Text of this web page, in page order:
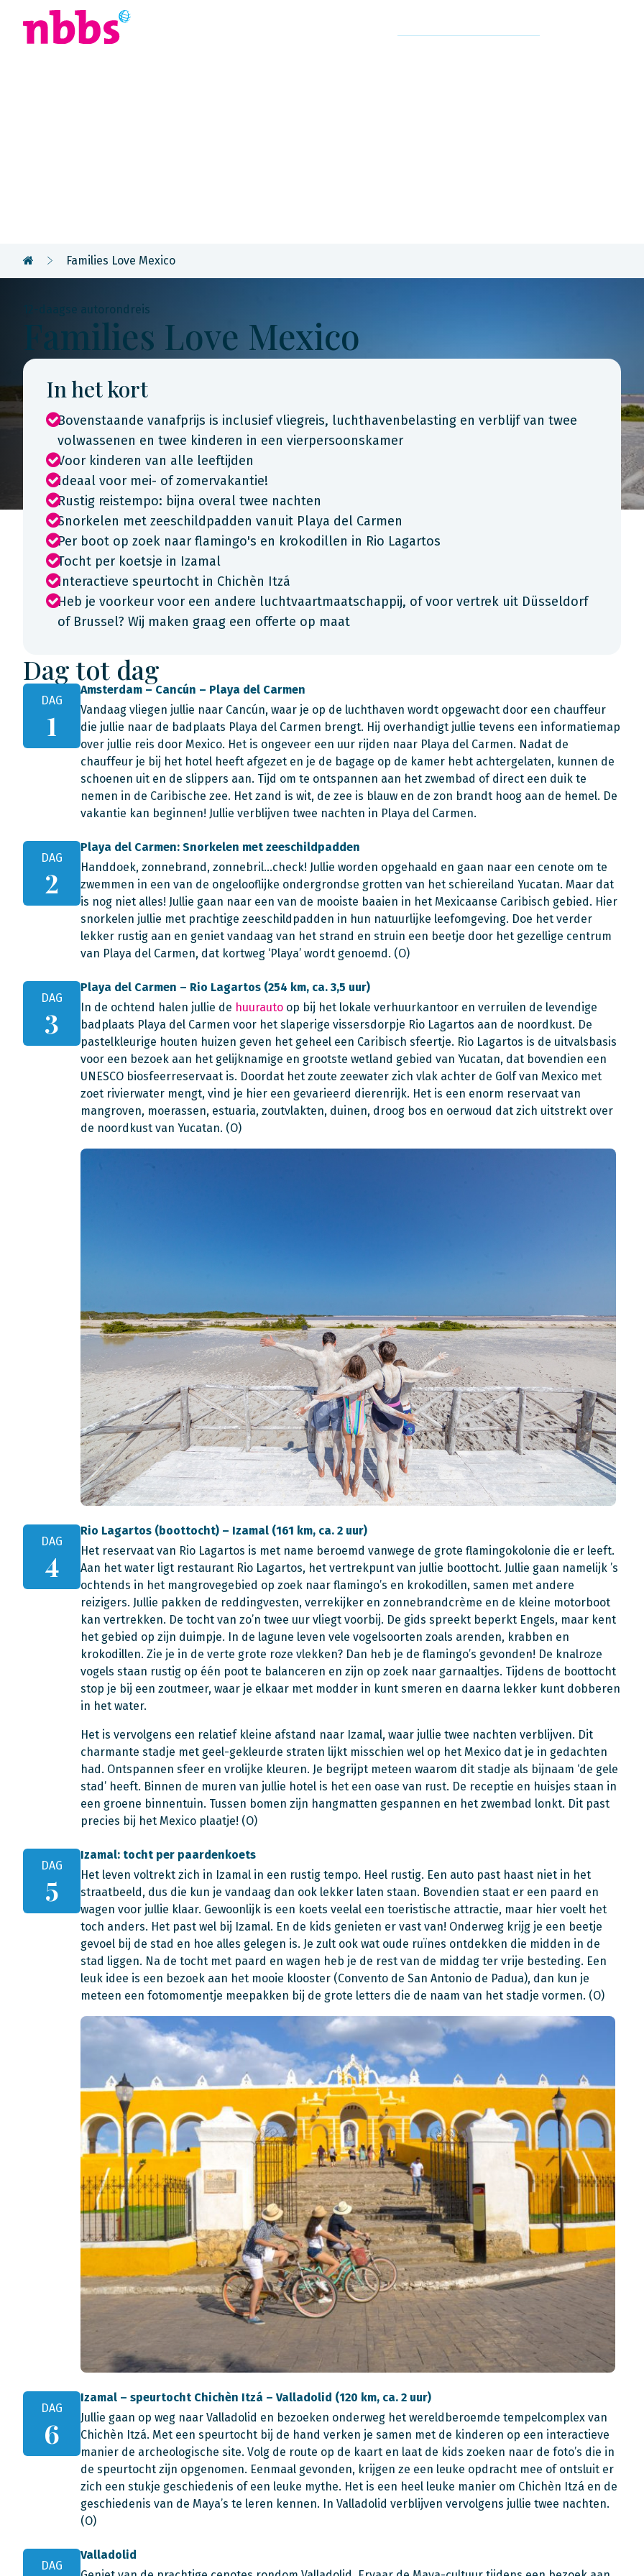
Families Love Mexico
12-daagse autorondreis
Families Love Mexico
In het kort
Bovenstaande vanafprijs is inclusief vliegreis, luchthavenbelasting en verblijf van twee
volwassenen en twee kinderen in een vierpersoonskamer
Voor kinderen van alle leeftijden
Ideaal voor mei- of zomervakantie!
Rustig reistempo: bijna overal twee nachten
Snorkelen met zeeschildpadden vanuit Playa del Carmen
Per boot op zoek naar flamingo's en krokodillen in Rio Lagartos
Tocht per koetsje in Izamal
Interactieve speurtocht in Chichèn Itzá
Heb je voorkeur voor een andere luchtvaartmaatschappij, of voor vertrek uit Düsseldorf
of Brussel? Wij maken graag een offerte op maat
Dag tot dag
DAG
1
Amsterdam – Cancún – Playa del Carmen
Vandaag vliegen jullie naar Cancún, waar je op de luchthaven wordt opgewacht door een chauffeur
die jullie naar de badplaats Playa del Carmen brengt. Hij overhandigt jullie tevens een informatiemap
over jullie reis door Mexico. Het is ongeveer een uur rijden naar Playa del Carmen. Nadat de
chauffeur je bij het hotel heeft afgezet en je de bagage op de kamer hebt achtergelaten, kunnen de
schoenen uit en de slippers aan. Tijd om te ontspannen aan het zwembad of direct een duik te
nemen in de Caribische zee. Het zand is wit, de zee is blauw en de zon brandt hoog aan de hemel. De
vakantie kan beginnen! Jullie verblijven twee nachten in Playa del Carmen.
DAG
2
Playa del Carmen: Snorkelen met zeeschildpadden
Handdoek, zonnebrand, zonnebril…check! Jullie worden opgehaald en gaan naar een cenote om te
zwemmen in een van de ongelooflijke ondergrondse grotten van het schiereiland Yucatan. Maar dat
is nog niet alles! Jullie gaan naar een van de mooiste baaien in het Mexicaanse Caribisch gebied. Hier
snorkelen jullie met prachtige zeeschildpadden in hun natuurlijke leefomgeving. Doe het verder
lekker rustig aan en geniet vandaag van het strand en struin een beetje door het gezellige centrum
van Playa del Carmen, dat kortweg ‘Playa’ wordt genoemd. (O)
DAG
3
Playa del Carmen – Rio Lagartos (254 km, ca. 3,5 uur)
In de ochtend halen jullie de huurauto op bij het lokale verhuurkantoor en verruilen de levendige
badplaats Playa del Carmen voor het slaperige vissersdorpje Rio Lagartos aan de noordkust. De
pastelkleurige houten huizen geven het geheel een Caribisch sfeertje. Rio Lagartos is de uitvalsbasis
voor een bezoek aan het gelijknamige en grootste wetland gebied van Yucatan, dat bovendien een
UNESCO biosfeerreservaat is. Doordat het zoute zeewater zich vlak achter de Golf van Mexico met
zoet rivierwater mengt, vind je hier een gevarieerd dierenrijk. Het is een enorm reservaat van
mangroven, moerassen, estuaria, zoutvlakten, duinen, droog bos en oerwoud dat zich uitstrekt over
de noordkust van Yucatan. (O)
DAG
4
Rio Lagartos (boottocht) – Izamal (161 km, ca. 2 uur)
Het reservaat van Rio Lagartos is met name beroemd vanwege de grote flamingokolonie die er leeft.
Aan het water ligt restaurant Rio Lagartos, het vertrekpunt van jullie boottocht. Jullie gaan namelijk ’s
ochtends in het mangrovegebied op zoek naar flamingo’s en krokodillen, samen met andere
reizigers. Jullie pakken de reddingvesten, verrekijker en zonnebrandcrème en de kleine motorboot
kan vertrekken. De tocht van zo’n twee uur vliegt voorbij. De gids spreekt beperkt Engels, maar kent
het gebied op zijn duimpje. In de lagune leven vele vogelsoorten zoals arenden, krabben en
krokodillen. Zie je in de verte grote roze vlekken? Dan heb je de flamingo’s gevonden! De knalroze
vogels staan rustig op één poot te balanceren en zijn op zoek naar garnaaltjes. Tijdens de boottocht
stop je bij een zoutmeer, waar je elkaar met modder in kunt smeren en daarna lekker kunt dobberen
in het water.
Het is vervolgens een relatief kleine afstand naar Izamal, waar jullie twee nachten verblijven. Dit
charmante stadje met geel-gekleurde straten lijkt misschien wel op het Mexico dat je in gedachten
had. Ontspannen sfeer en vrolijke kleuren. Je begrijpt meteen waarom dit stadje als bijnaam ‘de gele
stad’ heeft. Binnen de muren van jullie hotel is het een oase van rust. De receptie en huisjes staan in
een groene binnentuin. Tussen bomen zijn hangmatten gespannen en het zwembad lonkt. Dit past
precies bij het Mexico plaatje! (O)
DAG
5
Izamal: tocht per paardenkoets
Het leven voltrekt zich in Izamal in een rustig tempo. Heel rustig. Een auto past haast niet in het
straatbeeld, dus die kun je vandaag dan ook lekker laten staan. Bovendien staat er een paard en
wagen voor jullie klaar. Gewoonlijk is een koets veelal een toeristische attractie, maar hier voelt het
toch anders. Het past wel bij Izamal. En de kids genieten er vast van! Onderweg krijg je een beetje
gevoel bij de stad en hoe alles gelegen is. Je zult ook wat oude ruïnes ontdekken die midden in de
stad liggen. Na de tocht met paard en wagen heb je de rest van de middag ter vrije besteding. Een
leuk idee is een bezoek aan het mooie klooster (Convento de San Antonio de Padua), dan kun je
meteen een fotomomentje meepakken bij de grote letters die de naam van het stadje vormen. (O)
DAG
6
Izamal – speurtocht Chichèn Itzá – Valladolid (120 km, ca. 2 uur)
Jullie gaan op weg naar Valladolid en bezoeken onderweg het wereldberoemde tempelcomplex van
Chichèn Itzá. Met een speurtocht bij de hand verken je samen met de kinderen op een interactieve
manier de archeologische site. Volg de route op de kaart en laat de kids zoeken naar de foto’s die in
de speurtocht zijn opgenomen. Eenmaal gevonden, krijgen ze een leuke opdracht mee of ontsluit er
zich een stukje geschiedenis of een leuke mythe. Het is een heel leuke manier om Chichèn Itzá en de
geschiedenis van de Maya’s te leren kennen. In Valladolid verblijven vervolgens jullie twee nachten.
(O)
DAG
Valladolid